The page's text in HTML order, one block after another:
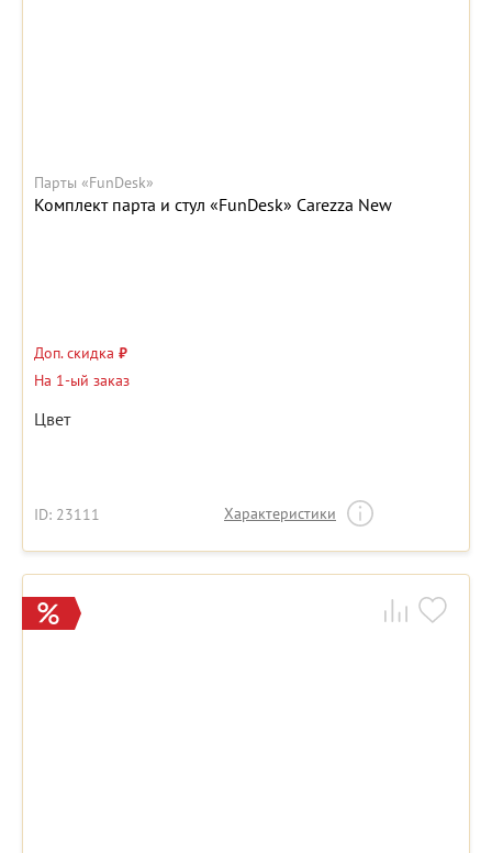
Парты «FunDesk»
Комплект парта и стул «FunDesk» Carezza New
Доп. скидка ₽
На 1-ый заказ
Цвет
ID: 23111 Характеристики